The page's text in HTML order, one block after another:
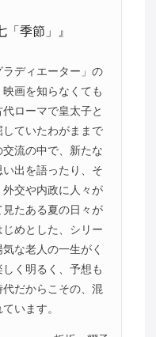
季節」』
ディエーター」の
画を知らなくても
ローマで皇太子と
ていたわがままで
流の中で、新たな
出を語ったり、そ
交や内政に人々が
たある夏の日々が
めとした、シリー
な老人の一生がく
く明るく、予想も
だからこその、混
います。